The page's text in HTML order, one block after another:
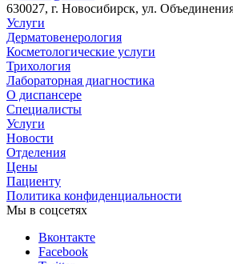
630027, г. Новосибирск, ул.
Услуги
Дерматовенерология
Косметологические услуги
Трихология
Лабораторная диагностика
О диспансере
Специалисты
Услуги
Новости
Отделения
Цены
Пациенту
Политика конфиденциальности
Мы в соцсетях
Вконтакте
Facebook